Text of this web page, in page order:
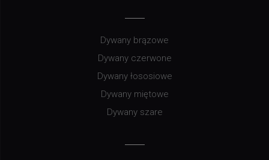
Dywany brązowe
Dywany czerwone
Dywany łososiowe
Dywany miętowe
Dywany szare